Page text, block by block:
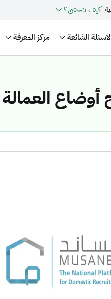
كيف تتحقق؟
الأسئلة الشائعة مركز المعرفة